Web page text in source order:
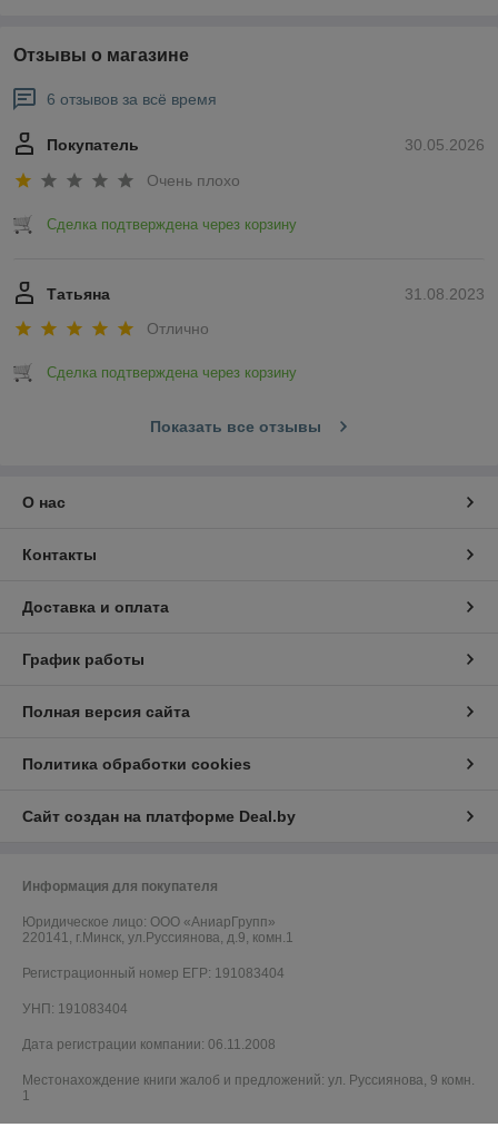
Отзывы о магазине
6 отзывов за всё время
30.05.2026
Покупатель
Очень плохо
Сделка подтверждена через корзину
31.08.2023
Татьяна
Отлично
Сделка подтверждена через корзину
Показать все отзывы
О нас
Контакты
Доставка и оплата
График работы
Полная версия сайта
Политика обработки cookies
Сайт создан на платформе Deal.by
Информация для покупателя
Юридическое лицо: ООО «АниарГрупп»
220141, г.Минск, ул.Руссиянова, д.9, комн.1
Регистрационный номер ЕГР: 191083404
УНП: 191083404
Дата регистрации компании: 06.11.2008
Местонахождение книги жалоб и предложений: ул. Руссиянова, 9 комн.
1